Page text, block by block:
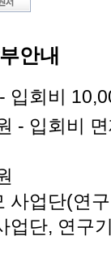
안내
입회비
- 입회비
사업단(연
업단, 연구